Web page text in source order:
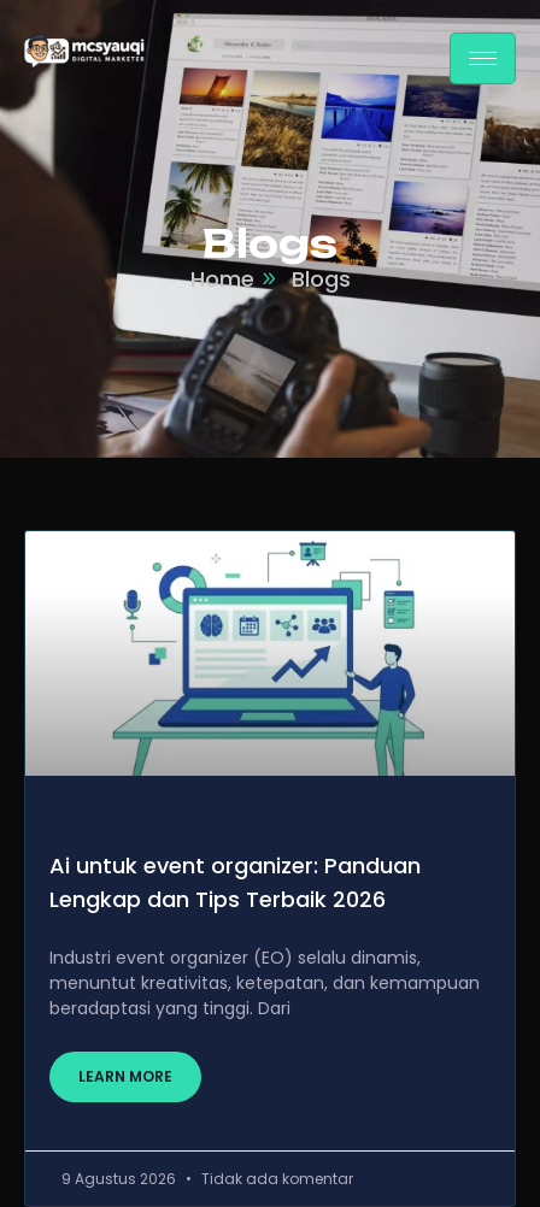
Blogs
Home Blogs
Ai untuk event organizer: Panduan
Lengkap dan Tips Terbaik 2026
Industri event organizer (EO) selalu dinamis,
menuntut kreativitas, ketepatan, dan kemampuan
beradaptasi yang tinggi. Dari
LEARN MORE
9 Agustus 2026 Tidak ada komentar